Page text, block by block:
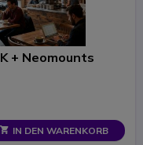
+ Neomounts
IN DEN WARENKORB